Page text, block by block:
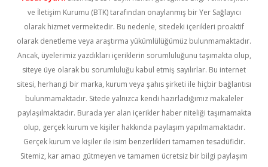
ve İletişim Kurumu (BTK) tarafından onaylanmış bir Yer Sağlayıcı
olarak hizmet vermektedir. Bu nedenle, sitedeki içerikleri proaktif
olarak denetleme veya araştırma yükümlülüğümüz bulunmamaktadır.
Ancak, üyelerimiz yazdıkları içeriklerin sorumluluğunu taşımakta olup,
siteye üye olarak bu sorumluluğu kabul etmiş sayılırlar. Bu internet
sitesi, herhangi bir marka, kurum veya şahıs şirketi ile hiçbir bağlantısı
bulunmamaktadır. Sitede yalnızca kendi hazırladığımız makaleler
paylaşılmaktadır. Burada yer alan içerikler haber niteliği taşımamakta
olup, gerçek kurum ve kişiler hakkında paylaşım yapılmamaktadır.
Gerçek kurum ve kişiler ile isim benzerlikleri tamamen tesadüfidir.
Sitemiz, kar amacı gütmeyen ve tamamen ücretsiz bir bilgi paylaşım